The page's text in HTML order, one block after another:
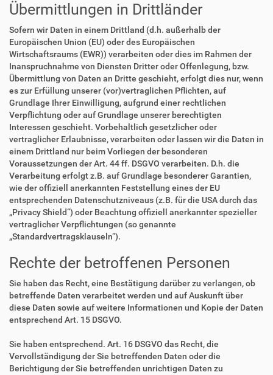
Übermittlungen in Drittländer
Sofern wir Daten in einem Drittland (d.h. außerhalb der
Europäischen Union (EU) oder des Europäischen
Wirtschaftsraums (EWR)) verarbeiten oder dies im Rahmen der
Inanspruchnahme von Diensten Dritter oder Offenlegung, bzw.
Übermittlung von Daten an Dritte geschieht, erfolgt dies nur, wenn
es zur Erfüllung unserer (vor)vertraglichen Pflichten, auf
Grundlage Ihrer Einwilligung, aufgrund einer rechtlichen
Verpflichtung oder auf Grundlage unserer berechtigten
Interessen geschieht. Vorbehaltlich gesetzlicher oder
vertraglicher Erlaubnisse, verarbeiten oder lassen wir die Daten in
einem Drittland nur beim Vorliegen der besonderen
Voraussetzungen der Art. 44 ff. DSGVO verarbeiten. D.h. die
Verarbeitung erfolgt z.B. auf Grundlage besonderer Garantien,
wie der offiziell anerkannten Feststellung eines der EU
entsprechenden Datenschutzniveaus (z.B. für die USA durch das
„Privacy Shield“) oder Beachtung offiziell anerkannter spezieller
vertraglicher Verpflichtungen (so genannte
„Standardvertragsklauseln“).
Rechte der betroffenen Personen
Sie haben das Recht, eine Bestätigung darüber zu verlangen, ob
betreffende Daten verarbeitet werden und auf Auskunft über
diese Daten sowie auf weitere Informationen und Kopie der Daten
entsprechend Art. 15 DSGVO.
Sie haben entsprechend. Art. 16 DSGVO das Recht, die
Vervollständigung der Sie betreffenden Daten oder die
Berichtigung der Sie betreffenden unrichtigen Daten zu